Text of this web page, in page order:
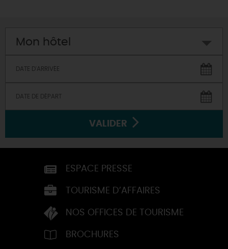
Mon hôtel
VALIDER
ESPACE PRESSE
TOURISME D’AFFAIRES
NOS OFFICES DE TOURISME
BROCHURES